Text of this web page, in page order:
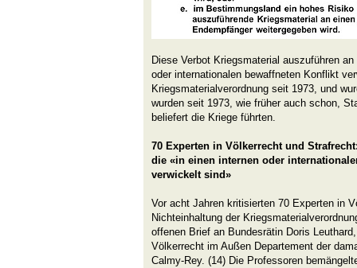
Diese Verbot Kriegsmaterial auszuführen
oder internationalen bewaffneten Konflikt
Kriegsmaterialverordnung seit 1973, und
wurden seit 1973, wie früher auch schon,
beliefert die Kriege führten.
70 Experten in Völkerrecht und
die «in einen internen oder
verwickelt sind»
Vor acht Jahren kritisierten 70 Experten in
Nichteinhaltung der
offenen Brief an Bundesrätin Doris
Völkerrecht im Außen Departement der
Calmy-Rey. (14) Die Professoren